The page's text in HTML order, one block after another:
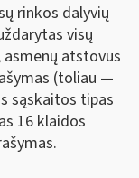
rinkos dalyvių
visų
atstovus
(toliau —
sąskaitos tipas
16 klaidos